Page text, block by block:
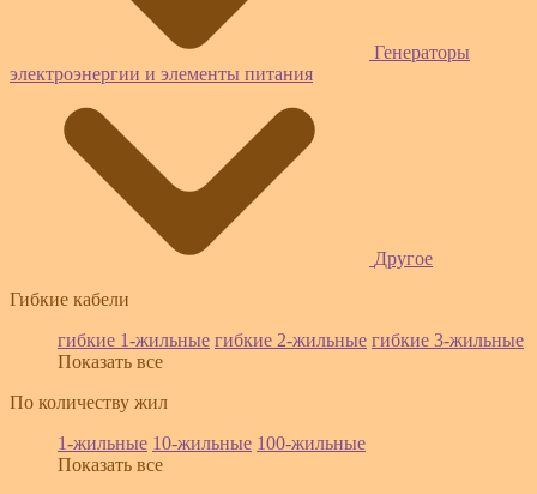
Генераторы
электроэнергии и элементы питания
Другое
Гибкие кабели
гибкие 1-жильные гибкие 2-жильные гибкие 3-жильные
Показать все
По количеству жил
1-жильные 10-жильные 100-жильные
Показать все